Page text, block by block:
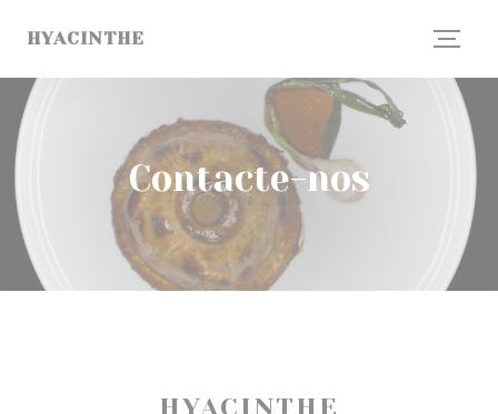
HYACINTHE
Contacte-nos
HYACINTHE